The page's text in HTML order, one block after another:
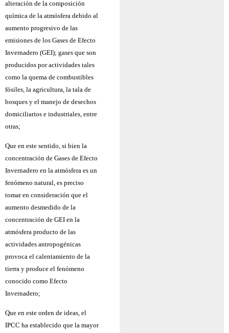
alteración de la composición
química de la atmósfera debido al
aumento progresivo de las
emisiones de los Gases de Efecto
Invernadero (GEI); gases que son
producidos por actividades tales
como la quema de combustibles
fósiles, la agricultura, la tala de
bosques y el manejo de desechos
domiciliarios e industriales, entre
otras;
Que en este sentido, si bien la
concentración de Gases de Efecto
Invernadero en la atmósfera es un
fenómeno natural, es preciso
tomar en consideración que el
aumento desmedido de la
concentración de GEI en la
atmósfera producto de las
actividades antropogénicas
provoca el calentamiento de la
tierra y produce el fenómeno
conocido como Efecto
Invernadero;
Que en este orden de ideas, el
IPCC ha establecido que la mayor